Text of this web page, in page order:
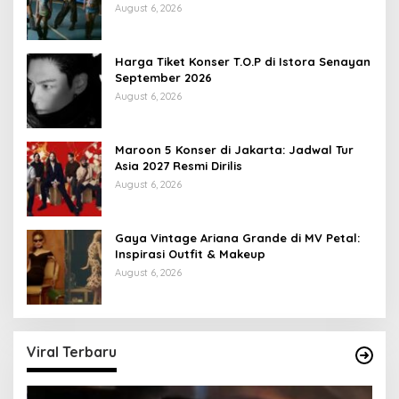
August 6, 2026
Harga Tiket Konser T.O.P di Istora Senayan
September 2026
August 6, 2026
Maroon 5 Konser di Jakarta: Jadwal Tur
Asia 2027 Resmi Dirilis
August 6, 2026
Gaya Vintage Ariana Grande di MV Petal:
Inspirasi Outfit & Makeup
August 6, 2026
Viral Terbaru